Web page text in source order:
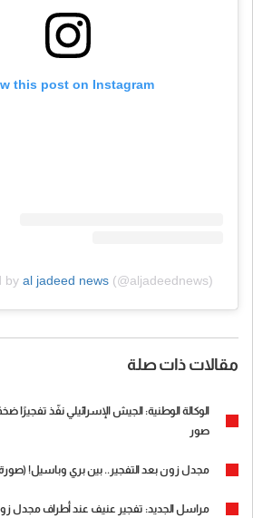
this post on Instagram
by al jadeed news(@aljadeednews)
مقالات ذات صلة
الوكالة الوطنية: الجيش الإسرائيلي نفّذ
صور
مجدل زون بعد التفجير.. بين بري وباسيل!
مراسل الجديد: تفجير عنيف عند أطراف مجدل